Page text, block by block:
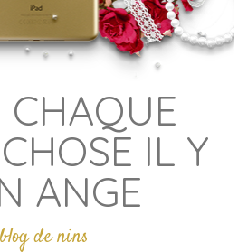
CHAQUE
IL Y
ANGE
de nins